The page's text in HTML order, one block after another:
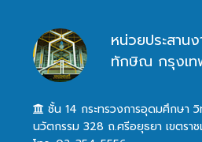
หน่วยประสาน
ทักษิณ กรุงเท
ชั้น 14 กระทรวงการอุดมศึกษา
นวัตกรรม 328 ถ.ศรีอยุธยา เขตรา